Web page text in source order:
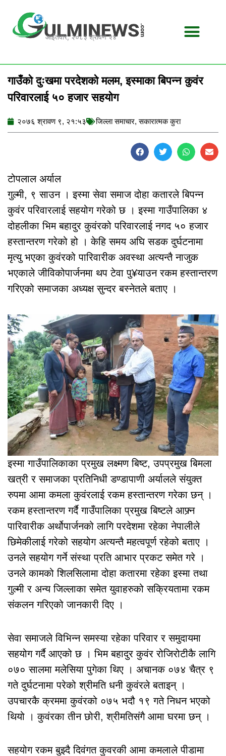
content
आईतवार, २०८३ श्रावण २४
गाउँको दुःखमा परदेशको मलम, इस्माका बिपन्न कुवंर
परिवारलाई ५० हजार सहयोग
२०७६ श्रावण ९, २१:५३ जिल्ला समाचार,सकारात्मक कुरा
टोपलाल अर्याल
गुल्मी, ९ साउन । इस्मा सेवा समाज दोहा कतारले बिपन्न
कुवंर परिवारलाई सहयोग गरेको छ । इस्मा गाउँपालिका ४
दोहलीका भिम बहादुर कुवंरको परिवारलाई नगद ५० हजार
हस्तान्तरण गरेको हो । केहि समय अघि सडक दुर्घटनामा
मृत्यु भएका कुवंरको पारिवारीक अवस्था अत्यन्तै नाजुक
भएकाले जीविकोपार्जनमा थप टेवा पु¥याउन रकम हस्तान्तरण
गरिएको समाजका अध्यक्ष सुन्दर बस्नेतले बताए ।
इस्मा गाउँपालिकाका प्रमुख लक्ष्मण बिष्ट, उपप्रमुख बिमला
खत्री र समाजका प्रतिनिधी डण्डापाणी अर्यालले संयुक्त
रुपमा आमा कमला कुवंरलाई रकम हस्तान्तरण गरेका छन् ।
रकम हस्तान्तरण गर्दै गाउँपालिका प्रमुख बिष्टले आफ्र्न
पारिवारीक अर्थोपार्जनको लागि परदेशमा रहेका नेपालीले
छिमेकीलाई गरेको सहयोग अत्यन्तै महत्वपूर्ण रहेको बताए ।
उनले सहयोग गर्ने संस्था प्रति आभार प्रकट समेत गरे ।
उनले कामको शिलसिलामा दोहा कतारमा रहेका इस्मा तथा
गुल्मी र अन्य जिल्लाका समेत युवाहरुको सक्रियतामा रकम
संकलन गरिएको जानकारी दिए ।
सेवा समाजले विभिन्न समस्या रहेका परिवार र समुदायमा
सहयोग गर्दै आएको छ । भिम बहादुर कुवंर रोजिरोटीकै लागि
०७० सालमा मलेसिया पुगेका थिए । अचानक ०७४ चैत्र ९
गते दुर्घटनामा परेको श्रीमति धनी कुवंरले बताइन् ।
उपचारकै क्रममा कुवंरको ०७५ भदौ १९ गते निधन भएको
थियो । कुवंरका तीन छोरी, श्रीमतिसंगै आमा घरमा छन् ।
सहयोग रकम बुझ्दै दिवंगत कुवरकी आमा कमलाले पीडामा